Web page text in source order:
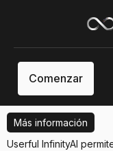
Comenzar
Más información
Userful InfinityAI